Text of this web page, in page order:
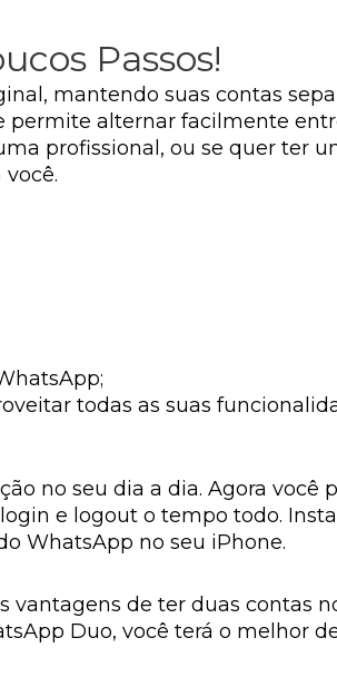
Passos!
mantendo suas contas
permite alternar facilmente
profissional, ou se quer ter
todas as suas
no seu dia a dia. Agora você
e logout o tempo todo.
WhatsApp no seu iPhone.
vantagens de ter duas contas
Duo, você terá o melhor